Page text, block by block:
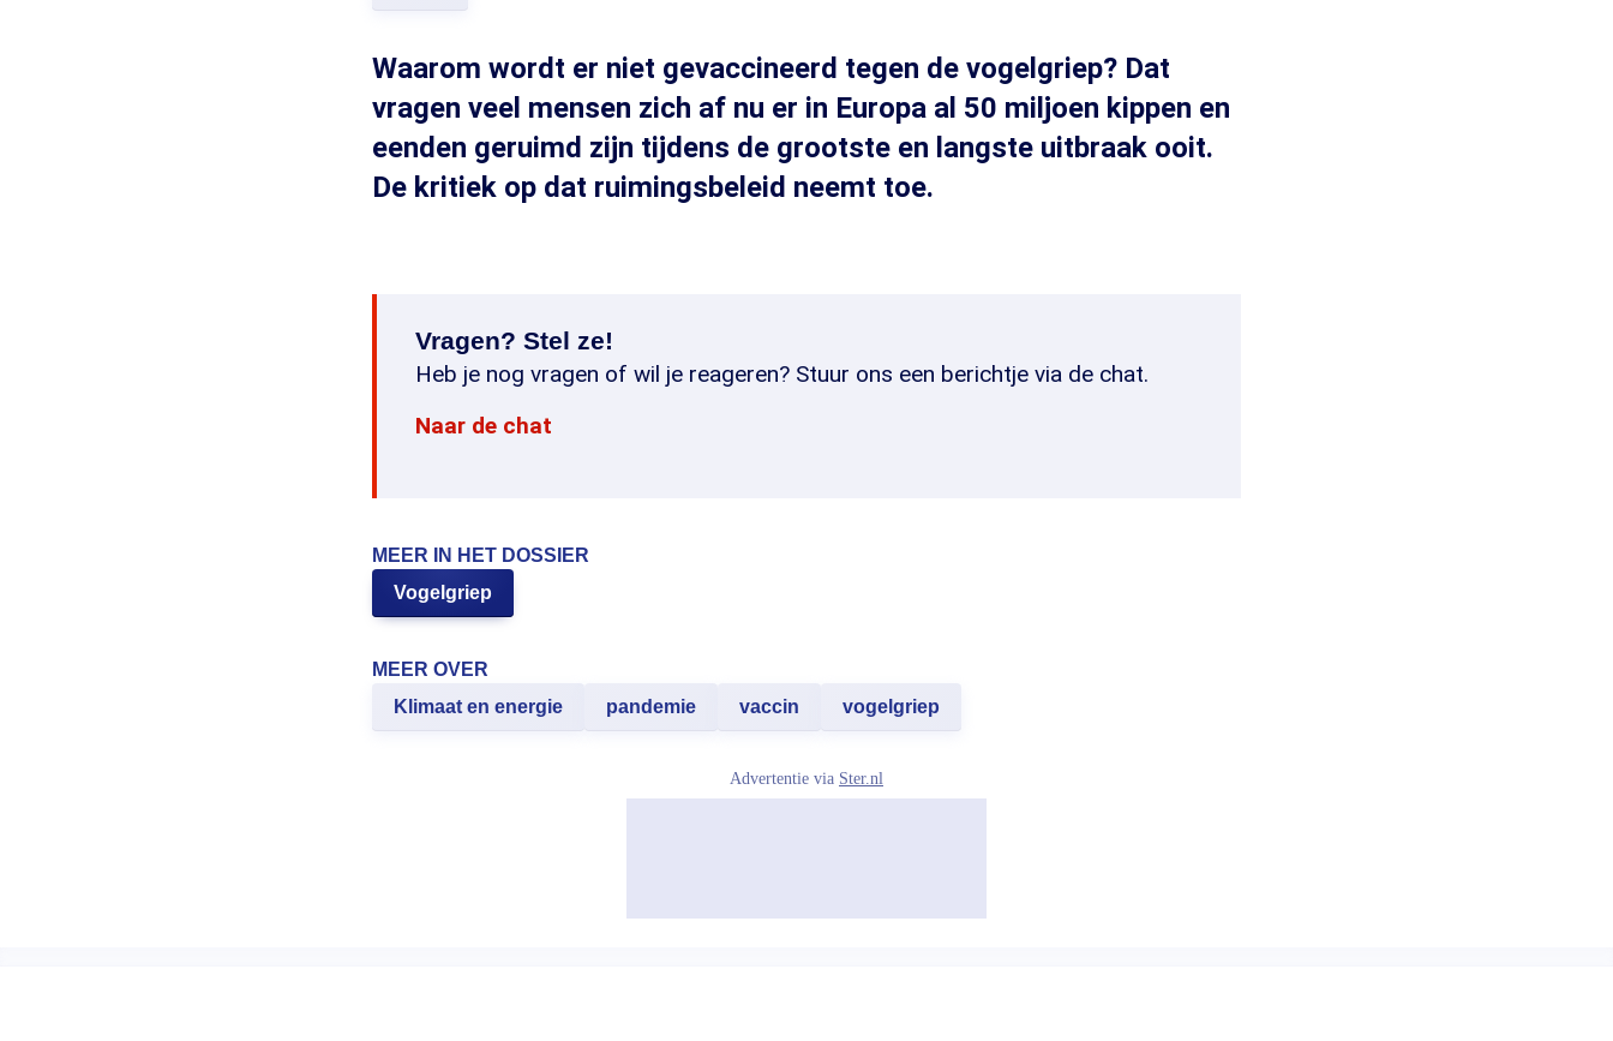
Waarom wordt er niet gevaccineerd tegen de vogelgriep? Dat
vragen veel mensen zich af nu er in Europa al 50 miljoen kippen en
eenden geruimd zijn tijdens de grootste en langste uitbraak ooit.
De kritiek op dat ruimingsbeleid neemt toe.
Vragen? Stel ze!
Heb je nog vragen of wil je reageren? Stuur ons een berichtje via de chat.
Naar de chat
MEER IN HET DOSSIER
Vogelgriep
MEER OVER
Klimaat en energie
pandemie vaccin vogelgriep
Advertentie via Ster.nl